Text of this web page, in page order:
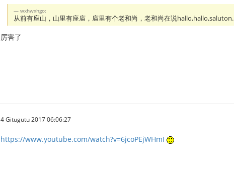
wxhwxhgo:
从前有座山，山里有座庙，庙里有个老和尚，老和尚在说hallo,hallo,saluton.
厉害了
4 Gitugutu 2017 06:06:27
https://www.youtube.com/watch?v=6jcoPEjWHmI